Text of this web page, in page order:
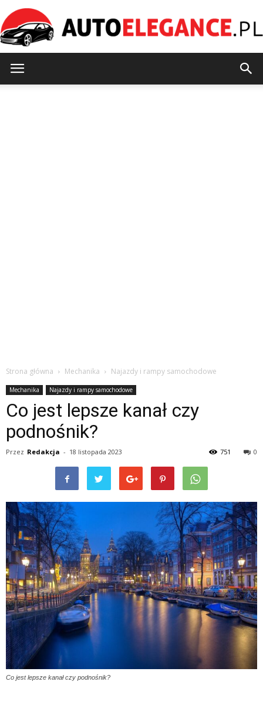
Strona główna Mechanika Najazdy i rampy samochodowe
Mechanika Najazdy i rampy samochodowe
Co jest lepsze kanał czy
podnośnik?
Przez Redakcja - 18 listopada 2023 0
751
Co jest lepsze kanał czy podnośnik?